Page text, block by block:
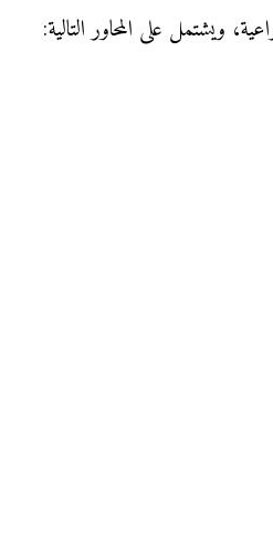
ويشتمل على المحاور التالية: